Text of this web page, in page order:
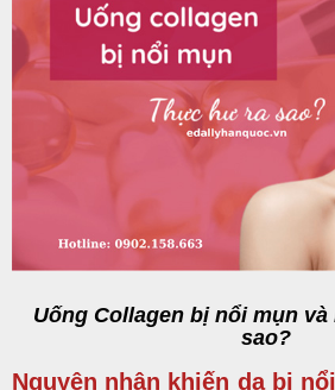
Uống Collagen bị nổi mụn
sao?
Nguyên nhân khiến da bị